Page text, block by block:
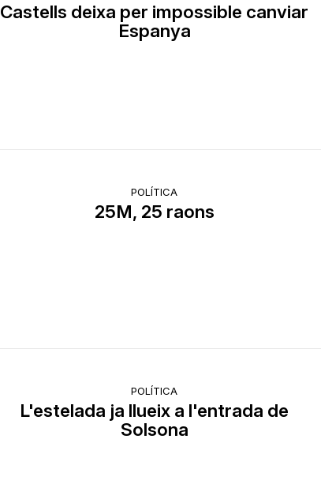
Castells deixa per impossible canviar
Espanya
POLÍTICA
25M, 25 raons
POLÍTICA
L'estelada ja llueix a l'entrada de
Solsona